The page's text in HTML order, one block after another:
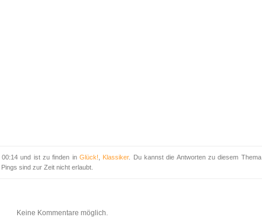
und ist zu finden in Glück! Klassiker. Du kannst die Antworten zu diesem Thema
sind zur Zeit nicht erlaubt.
Keine Kommentare möglich.